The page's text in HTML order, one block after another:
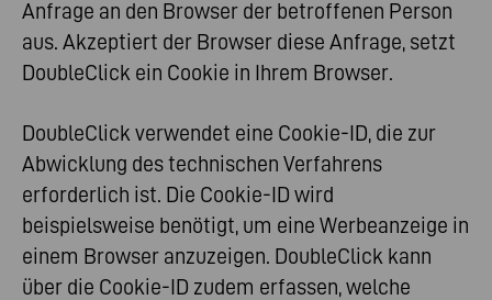
Anfrage an den Browser der betroffenen Person
aus. Akzeptiert der Browser diese Anfrage, setzt
DoubleClick ein Cookie in Ihrem Browser.
DoubleClick verwendet eine Cookie-ID, die zur
Abwicklung des technischen Verfahrens
erforderlich ist. Die Cookie-ID wird
beispielsweise benötigt, um eine Werbeanzeige in
einem Browser anzuzeigen. DoubleClick kann
über die Cookie-ID zudem erfassen, welche